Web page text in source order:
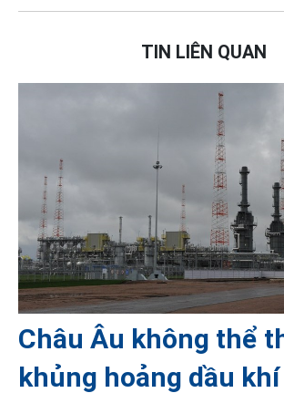
TIN LIÊN QUAN
Châu Âu không thể
khủng hoảng dầu